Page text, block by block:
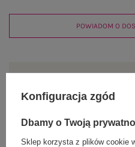
POWIADOM O
OPIS PRODUKTU
Konfiguracja zgód
Dbamy o Twoją
Sklep korzysta z plików cookie